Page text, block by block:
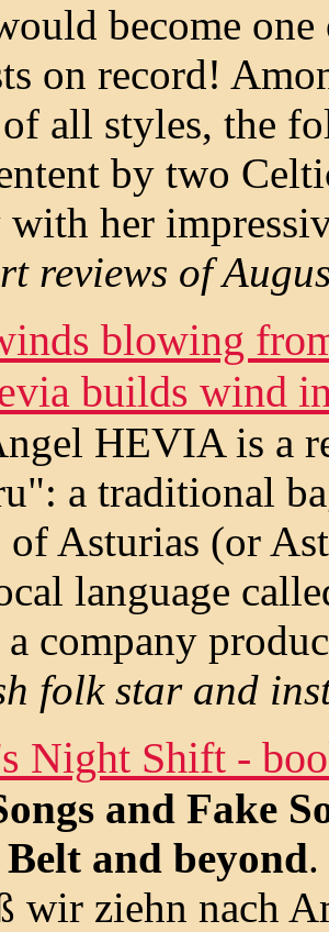
become
on record!
all styles, the
by two
with her
reviews of
blowing
builds wind
HEVIA is a
a traditional
Asturias (or
language
company
folk star and
Night Shift -
and Fake
and beyond
wir ziehn nach